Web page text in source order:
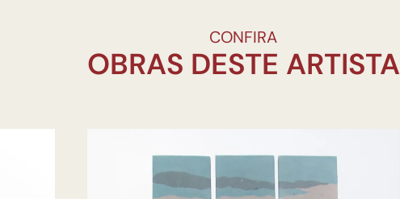
CONFIRA
OBRAS DESTE ARTISTA